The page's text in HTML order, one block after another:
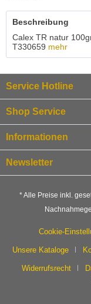
Beschreibung
Calex TR natur
T330659 mehr
Service Hotline
Shop Service
Informationen
Newsletter
* Alle Preise inkl.
Cookie-
Unsere Kataloge
Widerrufsrecht